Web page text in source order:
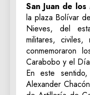
San Juan de
la plaza Bolívar
Nieves, del
militares,
conmemoraron
Carabobo y el
En este
Alexander